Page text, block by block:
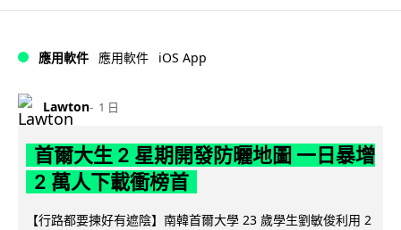
應用軟件 應用軟件 iOS App
Lawton 1 日
首爾大生 2 星期開發防曬地圖 一日暴增
2 萬人下載衝榜首
【行路都要揀好有遮陰】南韓首爾大學 23 歲學生劉敏俊利用 2